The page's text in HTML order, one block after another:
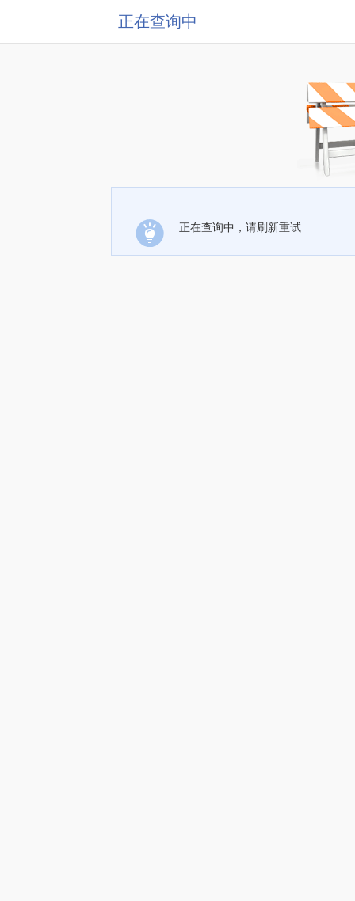
正在查询中
正在查询中，请刷新重试